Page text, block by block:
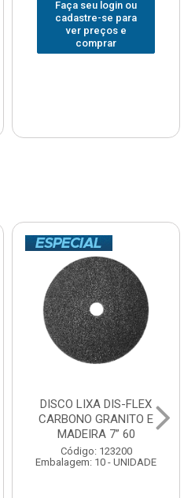
Faça seu login ou
cadastre-se para
ver preços e
comprar
DISCO LIXA DIS-FLEX
CARBONO GRANITO E
MADEIRA 7” 60
Código: 123200
Embalagem: 10 - UNIDADE